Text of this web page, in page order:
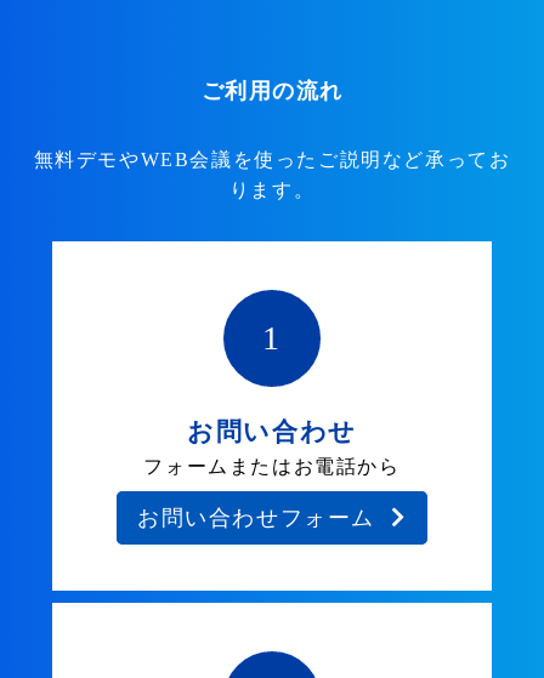
ご利用の流れ
無料デモやWEB会議を使ったご説明など承ってお
ります。
1
お問い合わせ
フォームまたはお電話から
お問い合わせフォーム